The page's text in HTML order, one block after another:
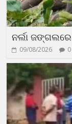
ନର୍ଲା ଜଙ୍ଗଲରେ
09/08/2026 0